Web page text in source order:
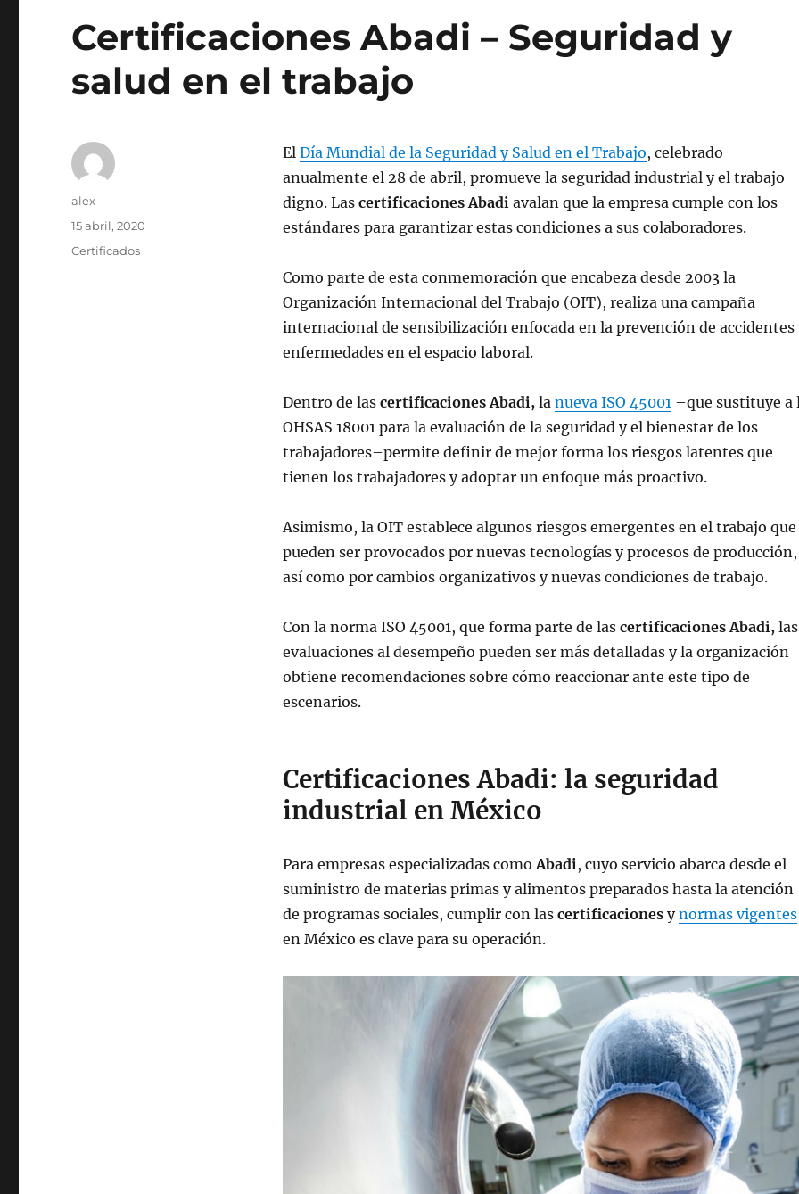
Certificaciones Abadi – Seguridad y
salud en el trabajo
El Día Mundial de la Seguridad y Salud en el Trabajo, celebrado
anualmente el 28 de abril, promueve la seguridad industrial y el trabajo
digno. Las certificaciones Abadi avalan que la empresa cumple con los
estándares para garantizar estas condiciones a sus colaboradores.
Como parte de esta conmemoración que encabeza desde 2003 la
Organización Internacional del Trabajo (OIT), realiza una campaña
internacional de sensibilización enfocada en la prevención de accidentes
enfermedades en el espacio laboral.
Dentro de las certificaciones Abadi, la nueva ISO 45001–que sustituye a
OHSAS 18001 para la evaluación de la seguridad y el bienestar de los
trabajadores–permite definir de mejor forma los riesgos latentes que
tienen los trabajadores y adoptar un enfoque más proactivo.
Asimismo, la OIT establece algunos riesgos emergentes en el trabajo que
pueden ser provocados por nuevas tecnologías y procesos de producción,
así como por cambios organizativos y nuevas condiciones de trabajo.
Con la norma ISO 45001, que forma parte de las certificaciones Abadi,las
evaluaciones al desempeño pueden ser más detalladas y la organización
obtiene recomendaciones sobre cómo reaccionar ante este tipo de
escenarios.
Certificaciones Abadi: la seguridad
industrial en México
Para empresas especializadas comoAbadi, cuyo servicio abarca desde el
suministro de materias primas y alimentos preparados hasta la atención
de programas sociales, cumplir con las certificacionesynormas vigentes
en México es clave para su operación.
Autor
alex
Publicado
15 abril, 2020
Categorías
Certificados